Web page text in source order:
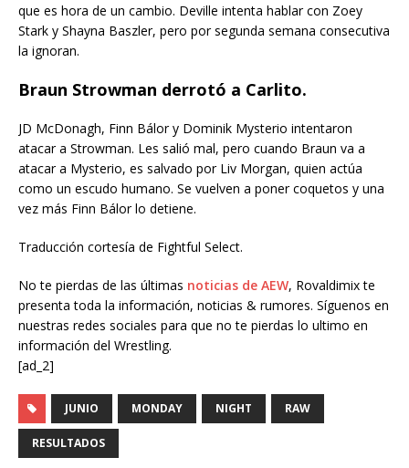
que es hora de un cambio. Deville intenta hablar con Zoey
Stark y Shayna Baszler, pero por segunda semana consecutiva
la ignoran.
Braun Strowman derrotó a Carlito.
JD McDonagh, Finn Bálor y Dominik Mysterio intentaron
atacar a Strowman. Les salió mal, pero cuando Braun va a
atacar a Mysterio, es salvado por Liv Morgan, quien actúa
como un escudo humano. Se vuelven a poner coquetos y una
vez más Finn Bálor lo detiene.
Traducción cortesía de Fightful Select.
No te pierdas de las últimas noticias de AEW, Rovaldimix te
presenta toda la información, noticias & rumores. Síguenos en
nuestras redes sociales para que no te pierdas lo ultimo en
información del Wrestling.
[ad_2]
JUNIO MONDAY NIGHT RAW
RESULTADOS